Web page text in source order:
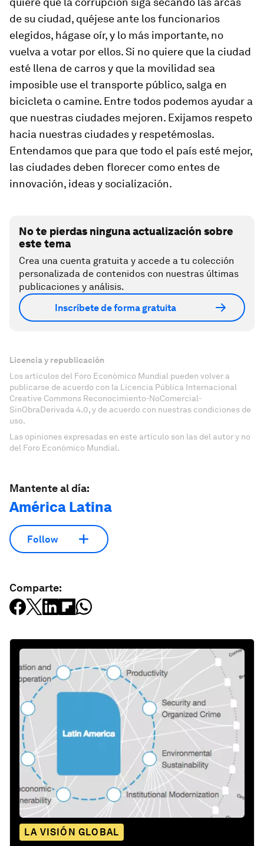
de su ciudad, quéjese ante los funcionarios
elegidos, hágase oír, y lo más importante, no
vuelva a votar por ellos. Si no quiere que la ciudad
esté llena de carros y que la movilidad sea
imposible use el transporte público, salga en
bicicleta o camine. Entre todos podemos ayudar a
que nuestras ciudades mejoren. Exijamos respeto
hacia nuestras ciudades y respetémoslas.
Entendamos que para que todo el país esté mejor,
las ciudades deben florecer como entes de
innovación, ideas y socialización.
No te pierdas ninguna actualización sobre
este tema
Crea una cuenta gratuita y accede a tu colección
personalizada de contenidos con nuestras últimas
publicaciones y análisis.
Inscríbete de forma gratuita
Licencia y republicación
Los artículos del Foro Económico Mundial pueden volver a
publicarse de acuerdo con la Licencia Pública Internacional
Creative Commons Reconocimiento-NoComercial-
SinObraDerivada 4.0, y de acuerdo con nuestras condiciones de
uso.
Las opiniones expresadas en este artículo son las del autor y no
del Foro Económico Mundial.
Mantente al día:
América Latina
Follow
Comparte:
LA VISIÓN GLOBAL